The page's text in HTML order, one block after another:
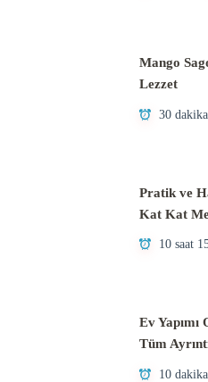
Mango
Lezzet
30 dakika
Pratik ve
Kat Kat
10 saat
Ev Yapımı
Tüm
10 dakika